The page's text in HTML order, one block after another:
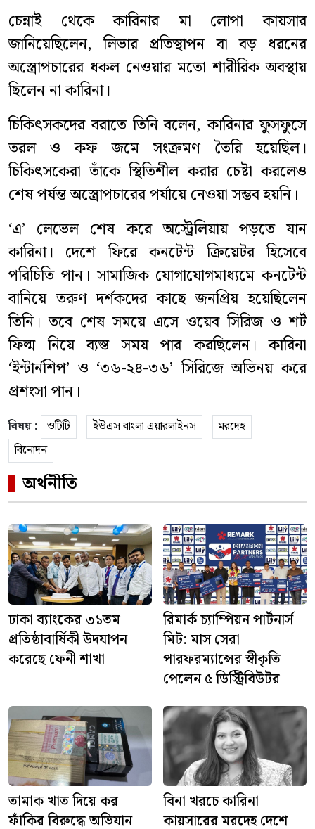
চেন্নাই থেকে কারিনার মা লোপা কায়সার
জানিয়েছিলেন, লিভার প্রতিস্থাপন বা বড় ধরনের
অস্ত্রোপচারের ধকল নেওয়ার মতো শারীরিক অবস্থায়
ছিলেন না কারিনা।
চিকিৎসকদের বরাতে তিনি বলেন, কারিনার ফুসফুসে
তরল ও কফ জমে সংক্রমণ তৈরি হয়েছিল।
চিকিৎসকেরা তাঁকে স্থিতিশীল করার চেষ্টা করলেও
শেষ পর্যন্ত অস্ত্রোপচারের পর্যায়ে নেওয়া সম্ভব হয়নি।
‘এ’ লেভেল শেষ করে অস্ট্রেলিয়ায় পড়তে যান
কারিনা। দেশে ফিরে কনটেন্ট ক্রিয়েটর হিসেবে
পরিচিতি পান। সামাজিক যোগাযোগমাধ্যমে কনটেন্ট
বানিয়ে তরুণ দর্শকদের কাছে জনপ্রিয় হয়েছিলেন
তিনি। তবে শেষ সময়ে এসে ওয়েব সিরিজ ও শর্ট
ফিল্ম নিয়ে ব্যস্ত সময় পার করছিলেন। কারিনা
‘ইন্টার্নশিপ’ ও ‘৩৬-২৪-৩৬’ সিরিজে অভিনয় করে
প্রশংসা পান।
বিষয় : ওটিটি ইউএস বাংলা এয়ারলাইনস
মরদেহ
বিনোদন
অর্থনীতি
ঢাকা ব্যাংকের ৩১তম
প্রতিষ্ঠাবার্ষিকী উদযাপন
করেছে ফেনী শাখা
রিমার্ক চ্যাম্পিয়ন পার্টনার্স
মিট: মাস সেরা
পারফরম্যান্সের স্বীকৃতি
পেলেন ৫ ডিস্ট্রিবিউটর
তামাক খাত দিয়ে কর
ফাঁকির বিরুদ্ধে অভিযান
বিনা খরচে কারিনা
কায়সারের মরদেহ দেশে